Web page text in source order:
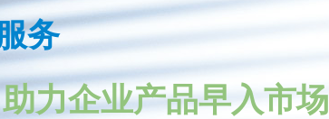
务
业产品早入市场